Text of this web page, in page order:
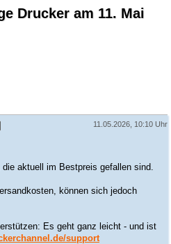
Drucker am 11. Mai
11.05.2026, 10:10 Uhr
aktuell im Bestpreis gefallen sind.
können sich jedoch
Es geht ganz leicht - und ist
support